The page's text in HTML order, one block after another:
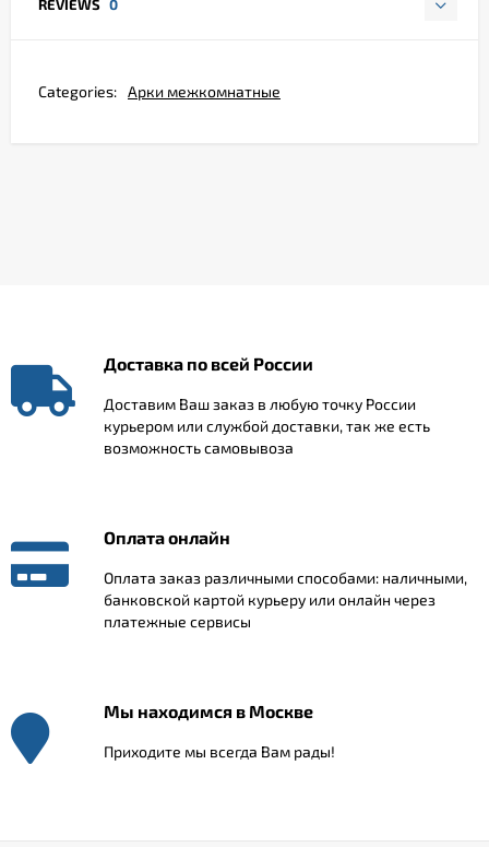
REVIEWS 0
Categories: Арки межкомнатные
Доставка по всей России
Доставим Ваш заказ в любую точку России
курьером или службой доставки, так же есть
возможность самовывоза
Оплата онлайн
Оплата заказ различными способами: наличными,
банковской картой курьеру или онлайн через
платежные сервисы
Мы находимся в Москве
Приходите мы всегда Вам рады!